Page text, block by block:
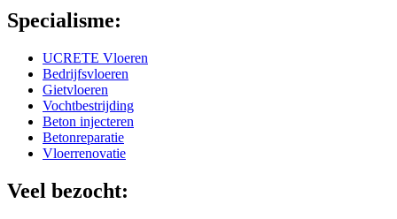
Specialisme:
UCRETE Vloeren
Bedrijfsvloeren
Gietvloeren
Vochtbestrijding
Beton injecteren
Betonreparatie
Vloerrenovatie
Veel bezocht: